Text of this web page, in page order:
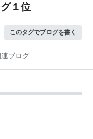
１位
このタグでブログを書く
ブログ